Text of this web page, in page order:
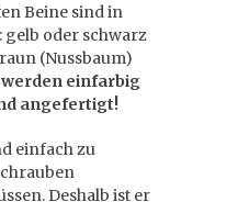
Beine sind in
gelb oder schwarz
(Nussbaum)
werden einfarbig
angefertigt!
einfach zu
Deshalb ist er